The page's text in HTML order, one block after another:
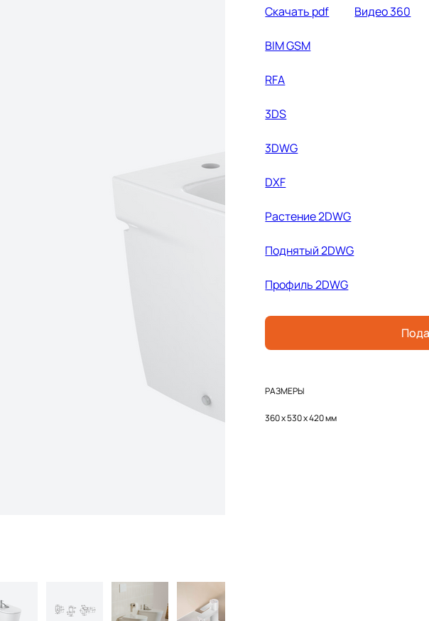
Cкачать pdf Видео 360
BIM GSM
RFA
3DS
3DWG
DXF
Растение2DWG
Поднятый 2DWG
Профиль 2DWG
РАЗМЕРЫ
360 х 530 х 420 мм